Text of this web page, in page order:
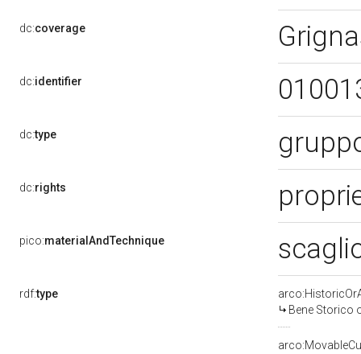
dc:coverage
dc:identifier
dc:type
dc:rights
pico:materialAndTechnique
rdf:type
Bene Storico